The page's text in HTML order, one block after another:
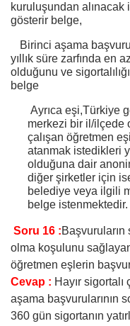
kuruluşundan
gösterir belge,
Birinci aşama
yıllık süre zarfında en
olduğunu ve
belge
Ayrıca eşi,Türkiye
merkezi bir il/ilçede
çalışan öğretmen
atanmak istedikleri
olduğuna dair
diğer şirketler için
belediye veya ilgili
belge istenmektedir.
Soru 16 :
olma koşulunu
öğretmen eşlerin
Cevap : Hayır
aşama başvurularının
360 gün sigortanın